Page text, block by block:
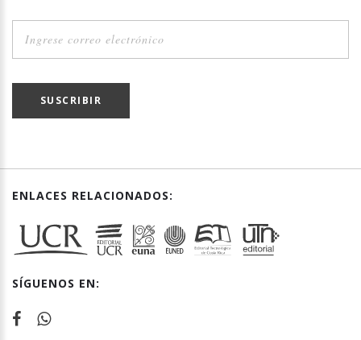
SUSCRIBIR
ENLACES RELACIONADOS:
SÍGUENOS EN: